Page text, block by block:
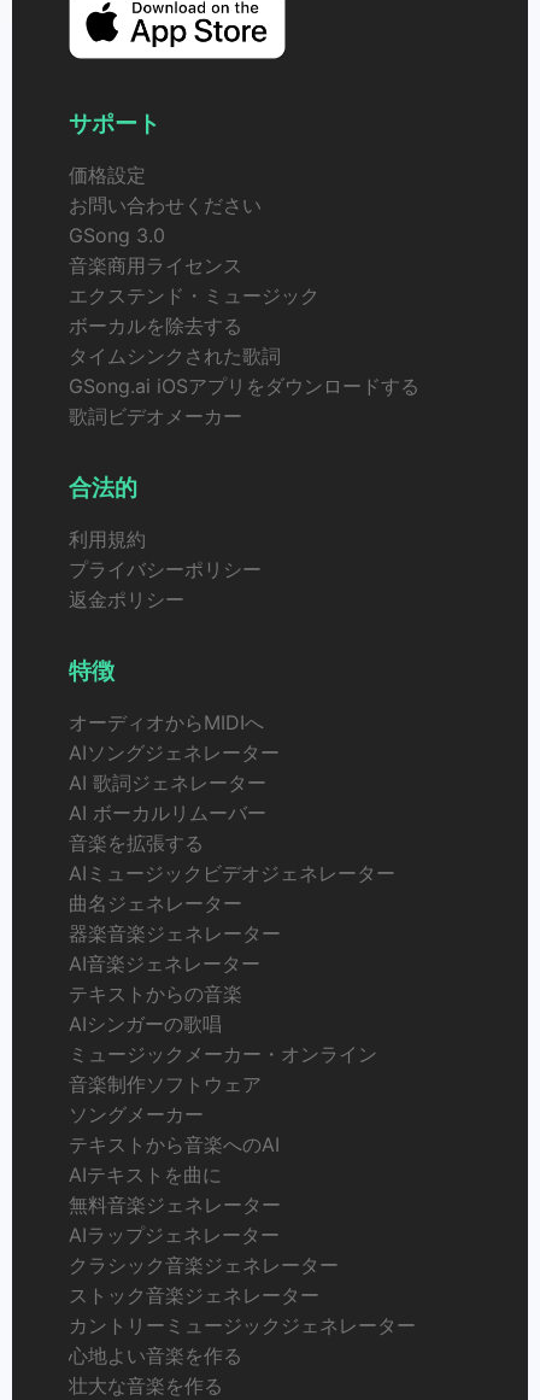
サポート
価格設定
お問い合わせください
GSong 3.0
音楽商用ライセンス
エクステンド・ミュージック
ボーカルを除去する
タイムシンクされた歌詞
GSong.ai iOSアプリをダウンロードする
歌詞ビデオメーカー
合法的
利用規約
プライバシーポリシー
返金ポリシー
特徴
オーディオからMIDIへ
AIソングジェネレーター
AI 歌詞ジェネレーター
AI ボーカルリムーバー
音楽を拡張する
AIミュージックビデオジェネレーター
曲名ジェネレーター
器楽音楽ジェネレーター
AI音楽ジェネレーター
テキストからの音楽
AIシンガーの歌唱
ミュージックメーカー・オンライン
音楽制作ソフトウェア
ソングメーカー
テキストから音楽へのAI
AIテキストを曲に
無料音楽ジェネレーター
AIラップジェネレーター
クラシック音楽ジェネレーター
ストック音楽ジェネレーター
カントリーミュージックジェネレーター
心地よい音楽を作る
壮大な音楽を作る